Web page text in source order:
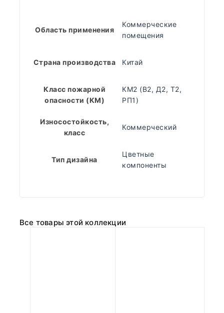
Область применения
Коммерческие
помещения
Страна производства Китай
Класс пожарной
опасности (КМ)
КМ2 (В2, Д2, Т2,
РП1)
Износостойкость,
класс
Коммерческий
Тип дизайна
Цветные
компоненты
Все товары этой коллекции